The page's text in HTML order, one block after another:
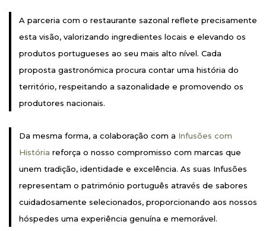
A parceria com o restaurante sazonal reflete precisamente
esta visão, valorizando ingredientes locais e elevando os
produtos portugueses ao seu mais alto nível. Cada
proposta gastronómica procura contar uma história do
território, respeitando a sazonalidade e promovendo os
produtores nacionais.
Da mesma forma, a colaboração com a Infusões com
História reforça o nosso compromisso com marcas que
unem tradição, identidade e excelência. As suas Infusões
representam o património português através de sabores
cuidadosamente selecionados, proporcionando aos nossos
hóspedes uma experiência genuína e memorável.